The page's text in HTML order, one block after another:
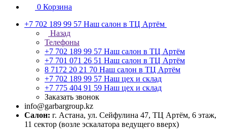
0 Корзина
+7 702 189 99 57 Наш салон в ТЦ Артём
Назад
Телефоны
+7 702 189 99 57 Наш салон в ТЦ Артём
+7 701 071 26 51 Наш салон в ТЦ Артём
8 7172 20 21 70 Наш салон в ТЦ Артём
+7 702 189 99 57 Наш цех и склад
+7 775 404 91 59 Наш цех и склад
Заказать звонок
info@garbargroup.kz
Салон: г. Астана, ул. Сейфулина 47, ТЦ Артём, 6 этаж,
11 сектор (возле эскалатора ведущего вверх)